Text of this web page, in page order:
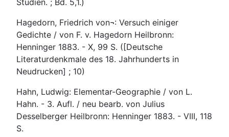
Studien. ; Bd. 5,1.)
Hagedorn, Friedrich von¬: Versuch einiger
Gedichte / von F. v. Hagedorn Heilbronn:
Henninger 1883. - X, 99 S. ([Deutsche
Literaturdenkmale des 18. Jahrhunderts in
Neudrucken] ; 10)
Hahn, Ludwig: Elementar-Geographie / von L.
Hahn. - 3. Aufl. / neu bearb. von Julius
Desselberger Heilbronn: Henninger 1883. - VIII, 118
S.